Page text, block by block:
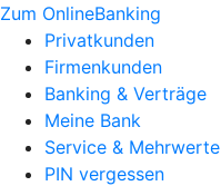
Zum OnlineBanking
Privatkunden
Firmenkunden
Banking & Verträge
Meine Bank
Service & Mehrwerte
PIN vergessen